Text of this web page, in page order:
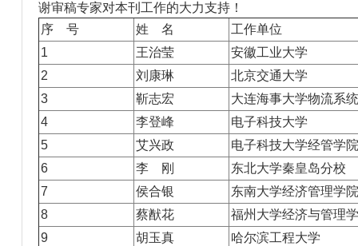
谢审稿专家对本刊工作的大力支持！
序 号
姓 名
工作单位
1
王治莹
安徽工业大学
2
刘康琳
北京交通大学
3
靳志宏
大连海事大学物流系
4
李登峰
电子科技大学
5
艾兴政
电子科技大学经管学院
6
李 刚
东北大学秦皇岛分校
7
侯合银
东南大学经济管理学院
8
蔡猷花
福州大学经济与管理
9
胡玉真
哈尔滨工程大学